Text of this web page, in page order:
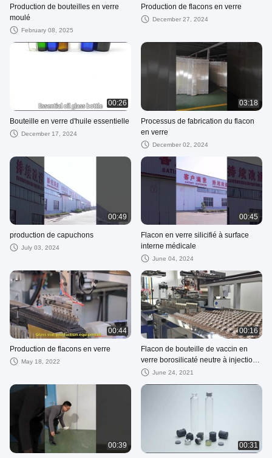
Production de bouteilles en verre
moulé
February 08, 2025
Production de flacons en verre
December 27, 2024
00:26
Bouteille en verre d'huile essentielle
December 17, 2024
03:18
Processus de fabrication du flacon
en verre
December 02, 2024
00:49
production de capuchons
July 03, 2024
00:45
Flacon en verre silicifié à surface
interne médicale
June 04, 2024
00:44
Production de flacons en verre
May 18, 2022
00:16
Flacon de bouteille de vaccin en
verre borosilicaté neutre à injection
claire de 2 ml
June 24, 2021
00:39 00:31